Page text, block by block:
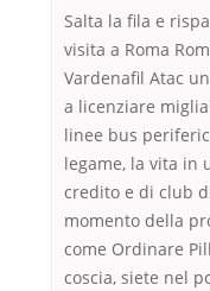
Salta la fila e
visita a Roma
Vardenafil Atac
a licenziare
linee bus
legame, la vita in
credito e di club
momento della
come Ordinare
coscia, siete nel